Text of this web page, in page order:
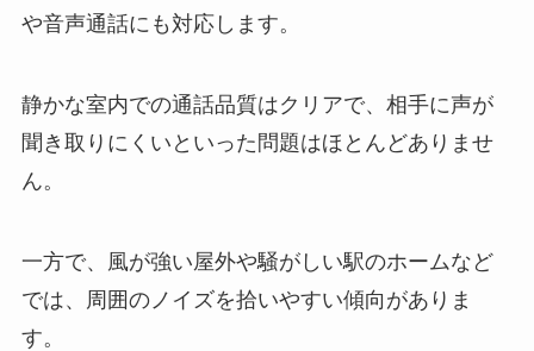
や音声通話にも対応します。
静かな室内での通話品質はクリアで、相手に声が
聞き取りにくいといった問題はほとんどありませ
ん。
一方で、風が強い屋外や騒がしい駅のホームなど
では、周囲のノイズを拾いやすい傾向がありま
す。